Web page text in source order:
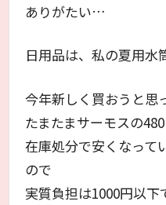
ありがたい…
日用品は、私の夏用水
今年新しく買おうと思
たまたまサーモスの
在庫処分で安くなって
ので
実質負担は1000円以